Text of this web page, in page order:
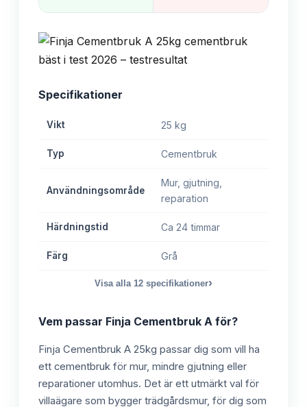
Specifikationer
Vikt 25 kg
Typ Cementbruk
Användningsområde
Mur, gjutning,
reparation
Härdningstid Ca 24 timmar
Färg Grå
Visa alla 12 specifikationer›
Vem passar Finja Cementbruk A för?
Finja Cementbruk A 25kg passar dig som vill ha
ett cementbruk för mur, mindre gjutning eller
reparationer utomhus. Det är ett utmärkt val för
villaägare som bygger trädgårdsmur, för dig som